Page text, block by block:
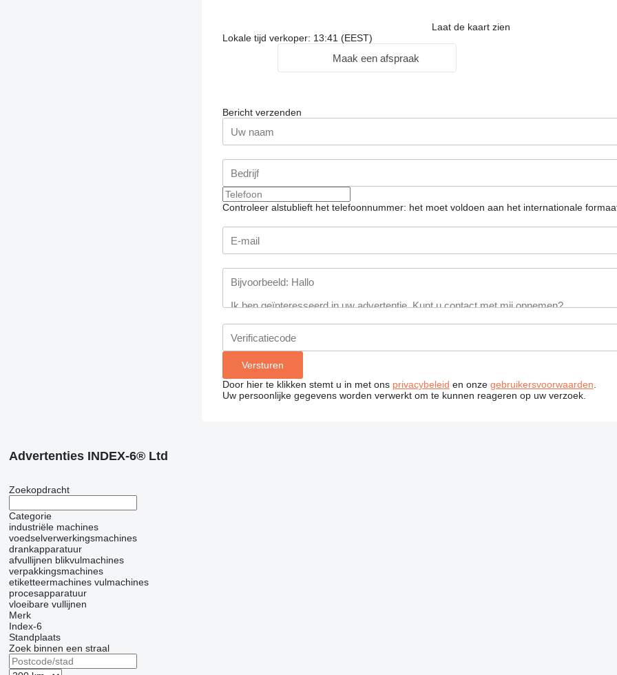
Laat de kaart zien
Lokale tijd verkoper: 13:41 (EEST)
Maak een afspraak
Bericht verzenden
Controleer alstublieft het telefoonnummer: het moet voldoen aan het internationale
Door hier te klikken stemt u in met ons privacybeleid en onze gebruikersvoorwaarden
Uw persoonlijke gegevens worden verwerkt om te kunnen reageren op uw verzoek.
Advertenties INDEX-6® Ltd
Zoekopdracht
Categorie
industriële machines
voedselverwerkingsmachines
drankapparatuur
afvullijnen blikvulmachines
verpakkingsmachines
etiketteermachines vulmachines
procesapparatuur
vloeibare vullijnen
Merk
Index-6
Standplaats
Zoek binnen een straal